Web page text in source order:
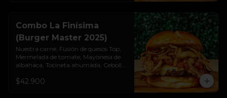
Combo La Finísima
(Burger Master 2025)
Nuestra carne, Fusión de quesos Top,
Mermelada de tomate, Mayonesa de
albahaca, Tocineta ahumada, Cebolla
premium. Incluye papas rústicas a la
$42.900